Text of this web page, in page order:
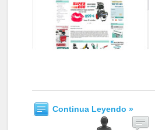
Continua Leyendo »